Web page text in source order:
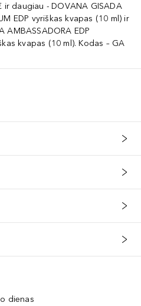
ir daugiau - DOVANA GISADA
EDP vyriškas kvapas (10 ml) ir
AMBASSADORA EDP
kvapas (10 ml). Kodas – GA
dienas